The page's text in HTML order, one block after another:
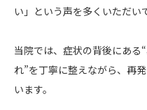
い」という声を多くいただい
当院では、症状の背後にある
れ”を丁寧に整えながら、再
います。